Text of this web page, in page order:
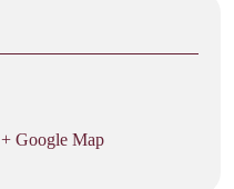
+ Google Map